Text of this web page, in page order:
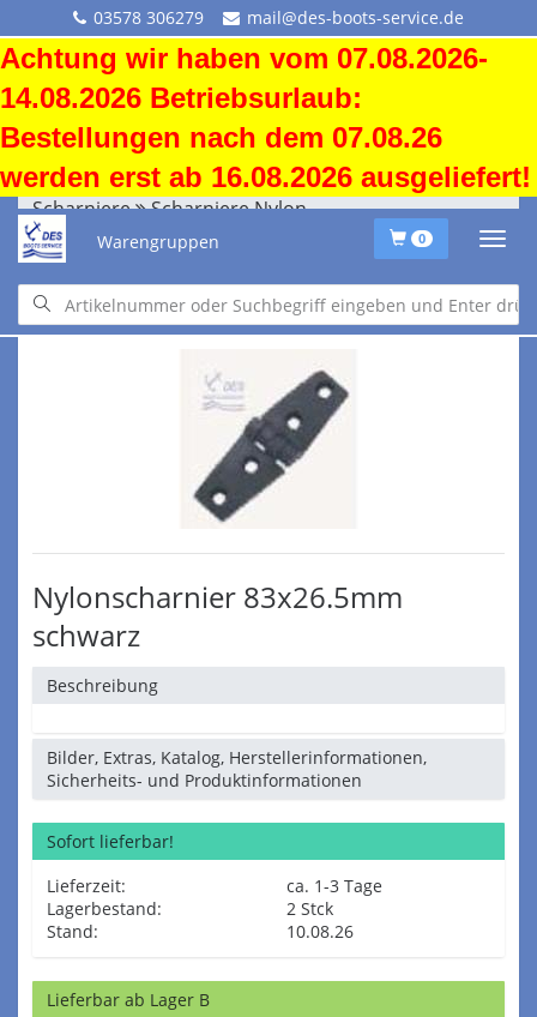
03578 306279 mail@des-boots-service.de
Achtung wir haben vom 07.08.2026-
14.08.2026 Betriebsurlaub:
Bestellungen nach dem 07.08.26
werden erst ab 16.08.2026 ausgeliefert!
Warengruppen 0
Scharniere Scharniere Nylon
Scharniere Scharniere Nylon
Nylonscharnier 83x26.5mm
schwarz
Beschreibung
Bilder, Extras, Katalog, Herstellerinformationen,
Sicherheits- und Produktinformationen
Sofort lieferbar!
Lieferzeit:
ca. 1-3 Tage
Lagerbestand:
2 Stck
Stand:
10.08.26
Lieferbar ab Lager B